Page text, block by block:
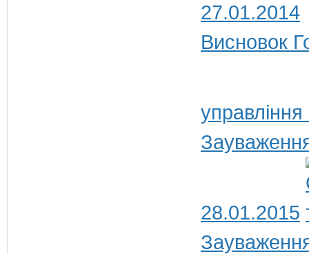
27.01.2014
Висновок
28.01.2015